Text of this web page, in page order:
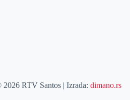
2026 RTV Santos | Izrada:dimano.rs